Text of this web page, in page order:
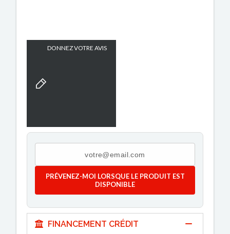
DONNEZ VOTRE AVIS
PRÉVENEZ-MOI LORSQUE LE PRODUIT EST
DISPONIBLE
FINANCEMENT CRÉDIT